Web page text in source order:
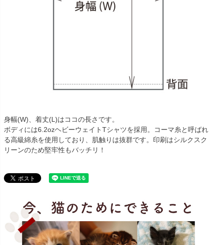
身幅(W)、着丈(L)はココの長さです。
ボディには6.2ozヘビーウェイトTシャツを採用。コーマ糸と呼ばれ
る高級綿糸を使用しており、肌触りは抜群です。印刷はシルクスク
リーンのため堅牢性もバッチリ！